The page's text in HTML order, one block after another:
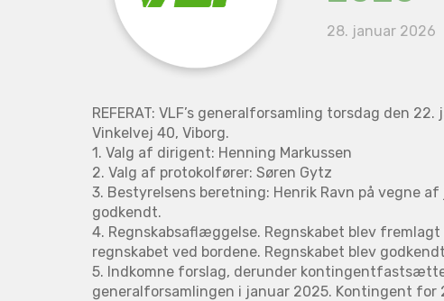
28. januar 2026
REFERAT: VLF’s generalforsamling torsdag den
Vinkelvej 40, Viborg.
1. Valg af dirigent: Henning Markussen
2. Valg af protokolfører: Søren Gytz
3. Bestyrelsens beretning: Henrik Ravn på vegne
godkendt.
4. Regnskabsaflæggelse. Regnskabet blev
regnskabet ved bordene. Regnskabet blev
5. Indkomne forslag, derunder
generalforsamlingen i januar 2025. Kontingent